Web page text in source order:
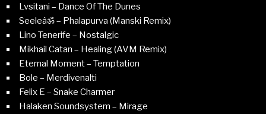
Lvsitani – Dance Of The Dunes
Seeleâॐ – Phalapurva (Manski Remix)
Lino Tenerife – Nostalgic
Mikhail Catan – Healing (AVM Remix)
Eternal Moment – Temptation
Bole – Merdivenalti
Felix E – Snake Charmer
Halaken Soundsystem – Mirage